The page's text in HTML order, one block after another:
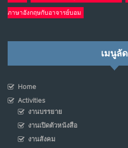
ภาษาอังกฤษกับอาจารย์บอม
เมนูลัด
Home
Activities
งานบรรยาย
งานเปิดตัวหนังสือ
งานสังคม